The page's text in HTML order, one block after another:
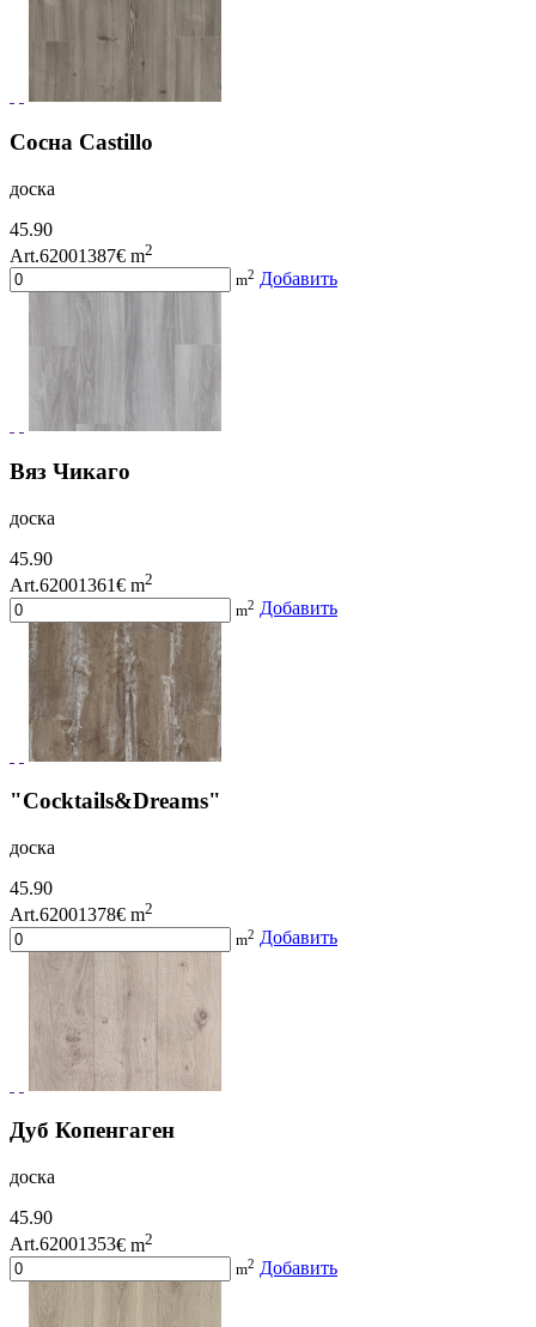
Сосна Castillo
доска
45.90
Art.62001387€ m2
m2 Добавить
Вяз Чикаго
доска
45.90
Art.62001361€ m2
m2 Добавить
"Cocktails&Dreams"
доска
45.90
Art.62001378€ m2
m2 Добавить
Дуб Копенгаген
доска
45.90
Art.62001353€ m2
m2 Добавить